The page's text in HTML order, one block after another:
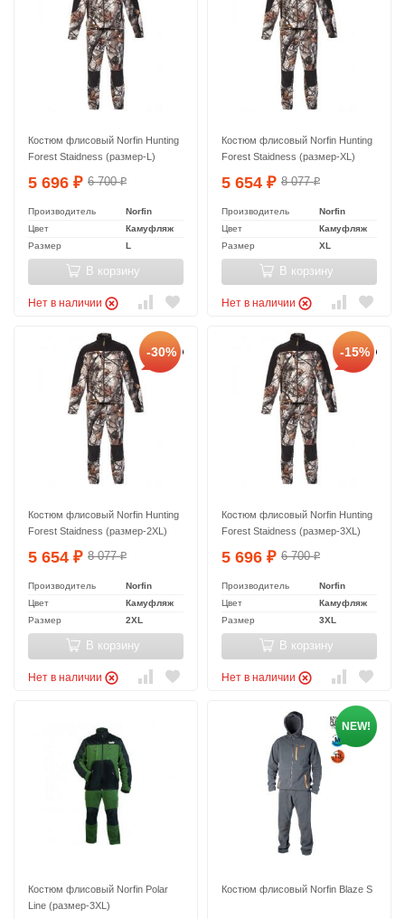
Костюм флисовый Norfin Hunting
Forest Staidness (размер-L)
5 696 ₽ 6 700₽
Производитель
Norfin
Цвет
Камуфляж
Размер
L
В корзину
Нет в наличии
Костюм флисовый Norfin Hunting
Forest Staidness (размер-XL)
5 654 ₽ 8 077₽
Производитель
Norfin
Цвет
Камуфляж
Размер
XL
В корзину
Нет в наличии
-30%
Костюм флисовый Norfin Hunting
Forest Staidness (размер-2XL)
5 654 ₽ 8 077₽
Производитель
Norfin
Цвет
Камуфляж
Размер
2XL
В корзину
Нет в наличии
-15%
Костюм флисовый Norfin Hunting
Forest Staidness (размер-3XL)
5 696 ₽ 6 700₽
Производитель
Norfin
Цвет
Камуфляж
Размер
3XL
В корзину
Нет в наличии
Костюм флисовый Norfin Polar
Line (размер-3XL)
NEW!
Костюм флисовый Norfin Blaze S